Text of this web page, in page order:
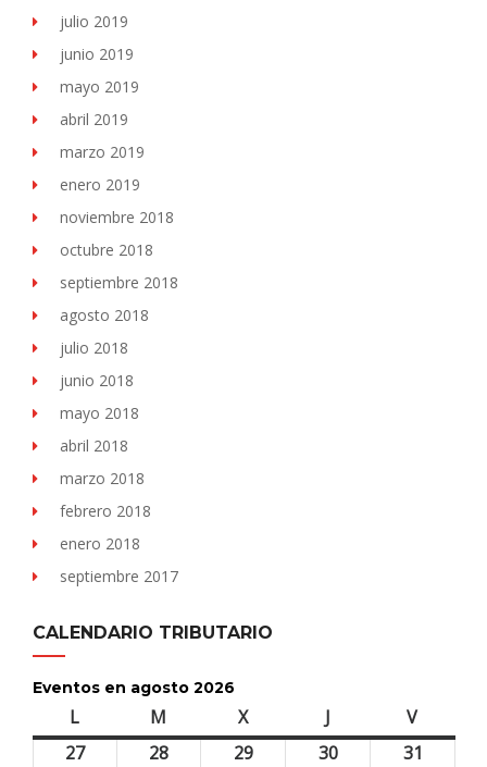
julio 2019
junio 2019
mayo 2019
abril 2019
marzo 2019
enero 2019
noviembre 2018
octubre 2018
septiembre 2018
agosto 2018
julio 2018
junio 2018
mayo 2018
abril 2018
marzo 2018
febrero 2018
enero 2018
septiembre 2017
CALENDARIO TRIBUTARIO
Eventos en agosto 2026
L M Xmiércoles J Vviernes
2727 28 2929 3030 31